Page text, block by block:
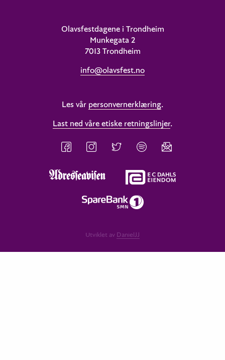
Olavsfestdagene i Trondheim
Munkegata 2
7013 Trondheim
info@olavsfest.no
Les vår personvernerklæring.
Last ned våre etiske retningslinjer.
Utviklet av DanielJJ